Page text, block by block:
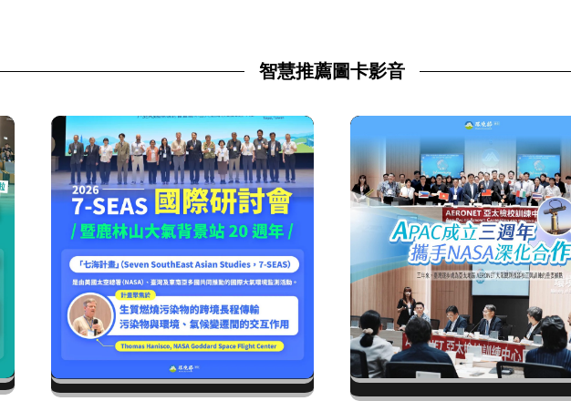
智慧推薦圖卡影音